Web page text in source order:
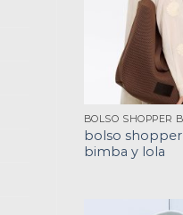
bolso shopper
bimba y lola